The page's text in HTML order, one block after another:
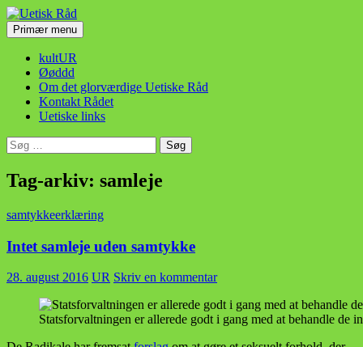
Hop
til
indhold
Uetisk Råd
SøgPrimær menu
kultUR
Øøddd
Om det glorværdige Uetiske Råd
Kontakt Rådet
Uetiske links
Søg
efter:
Tag-arkiv: samleje
samtykkeerklæring
Intet samleje uden samtykke
28. august 2016 UR Skriv en kommentar
Statsforvaltningen er allerede godt i gang med at behandle